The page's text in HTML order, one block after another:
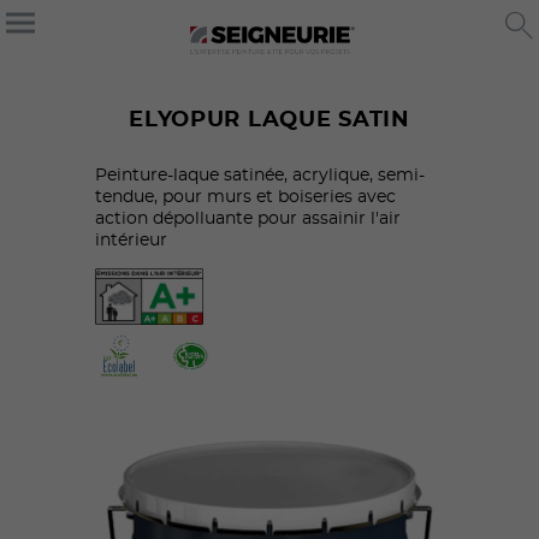
ELYOPUR LAQUE SATIN
Peinture-laque satinée, acrylique, semi-
tendue, pour murs et boiseries avec
action dépolluante pour assainir l'air
intérieur